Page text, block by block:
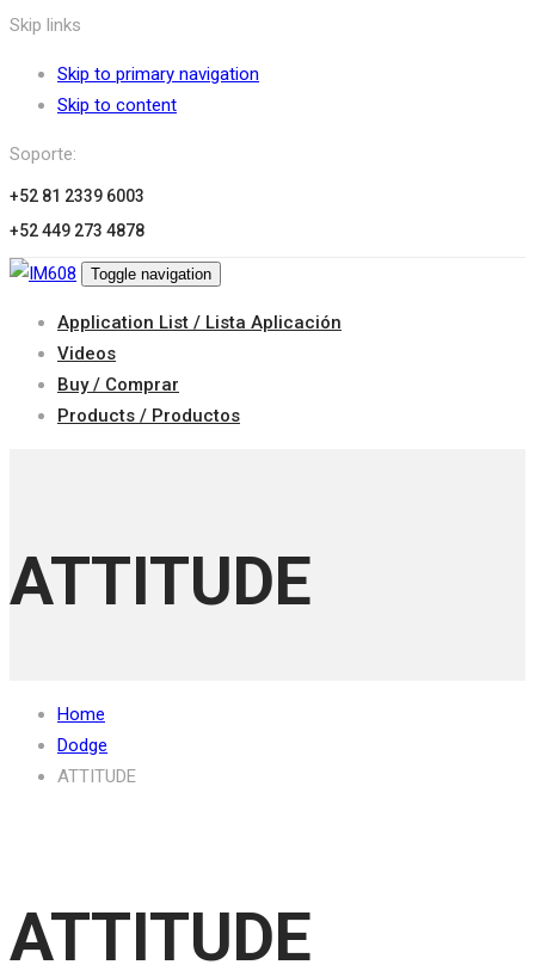
Skip links
Skip to primary navigation
Skip to content
Soporte:
+52 81 2339 6003
+52 449 273 4878
Toggle navigation
Application List / Lista Aplicación
Videos
Buy / Comprar
Products / Productos
ATTITUDE
Home
Dodge
ATTITUDE
ATTITUDE